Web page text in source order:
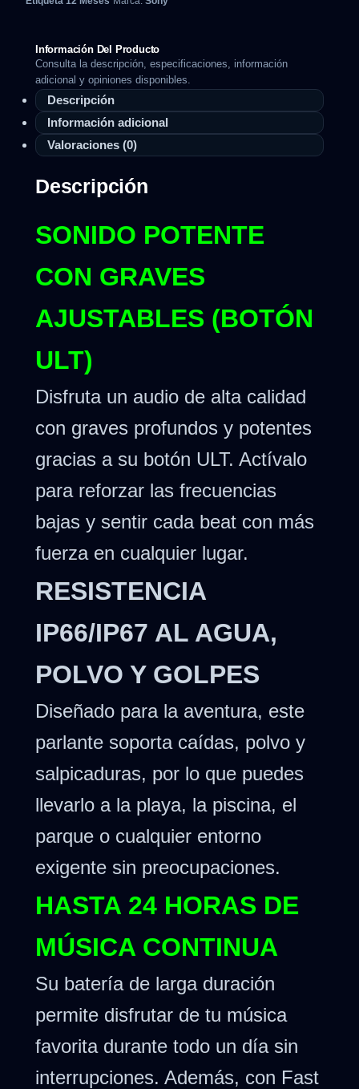
Información Del Producto
Consulta la descripción, especificaciones, información
adicional y opiniones disponibles.
Descripción
Información adicional
Valoraciones (0)
Descripción
SONIDO POTENTE
CON GRAVES
AJUSTABLES (BOTÓN
ULT)
Disfruta un audio de alta calidad
con graves profundos y potentes
gracias a su botón ULT. Actívalo
para reforzar las frecuencias
bajas y sentir cada beat con más
fuerza en cualquier lugar.
RESISTENCIA
IP66/IP67 AL AGUA,
POLVO Y GOLPES
Diseñado para la aventura, este
parlante soporta caídas, polvo y
salpicaduras, por lo que puedes
llevarlo a la playa, la piscina, el
parque o cualquier entorno
exigente sin preocupaciones.
HASTA 24 HORAS DE
MÚSICA CONTINUA
Su batería de larga duración
permite disfrutar de tu música
favorita durante todo un día sin
interrupciones. Además, con Fast